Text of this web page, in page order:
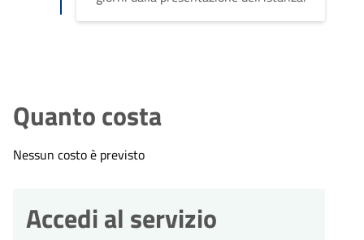
Quanto costa
Nessun costo è previsto
Accedi al servizio